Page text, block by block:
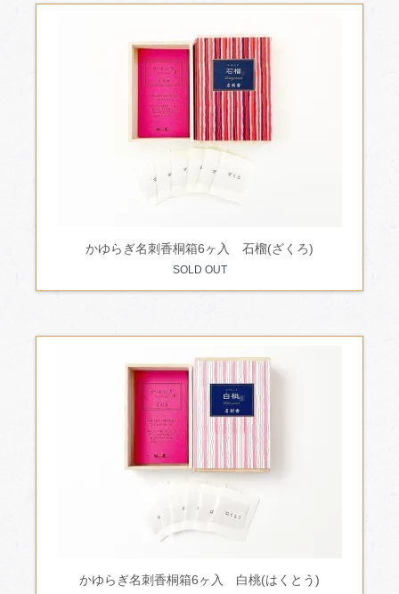
かゆらぎ名刺香桐箱6ヶ入 石榴(ざくろ)
SOLD OUT
かゆらぎ名刺香桐箱6ヶ入 白桃(はくとう)